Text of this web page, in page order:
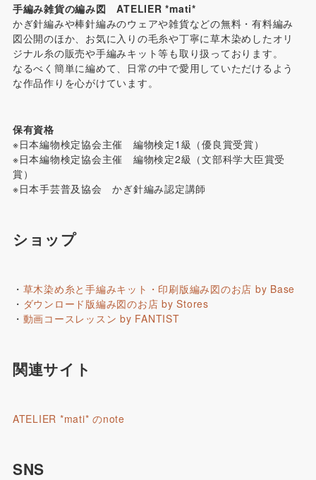
手編み雑貨の編み図 ATELIER *mati*
かぎ針編みや棒針編みのウェアや雑貨などの無料・有料編み
図公開のほか、お気に入りの毛糸や丁寧に草木染めしたオリ
ジナル糸の販売や手編みキット等も取り扱っております。
なるべく簡単に編めて、日常の中で愛用していただけるよう
な作品作りを心がけています。
保有資格
※日本編物検定協会主催 編物検定1級（優良賞受賞）
※日本編物検定協会主催 編物検定2級（文部科学大臣賞受
賞）
※日本手芸普及協会 かぎ針編み認定講師
ショップ
・ 草木染め糸と手編みキット・印刷版編み図のお店 by Base
・ ダウンロード版編み図のお店 by Stores
・ 動画コースレッスン by FANTIST
関連サイト
ATELIER *mati* のnote
SNS